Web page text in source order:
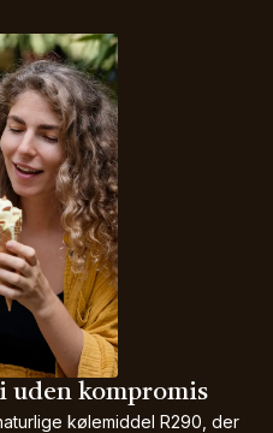
kompromis
kølemiddel R290, der